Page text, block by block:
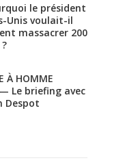
le président
Unis voulait-il
massacrer 200
À HOMME
Le briefing avec
Despot